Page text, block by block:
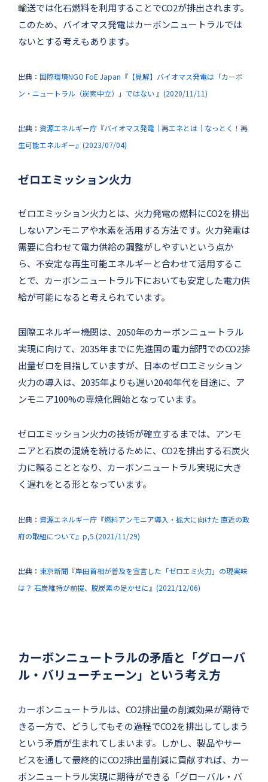
輸送では化石燃料を利用することでCO2が排出されます。
このため、バイオマス発電はカーボンニュートラルでは
ないとする考えもあります。
出典： 国際環境NGO FoE Japan『【見解】バイオマス発電は「カーボ
ン・ニュートラル（炭素中立）」ではない 』(2020/11/11)
出典： 資源エネルギー庁『バイオマス発電｜再エネとは｜なっとく！再
生可能エネルギー』(2023/07/04)
ゼロエミッション火力
ゼロエミッション火力とは、火力発電の燃料にCO2を排出
しないアンモニアや水素を活用する方法です。火力発電は
需要に合わせて電力供給の調整がしやすいという点か
ら、不安定な再生可能エネルギーと合わせて活用するこ
とで、カーボンニュートラル下においても安定した電力供
給が可能になると考えられています。
国際エネルギー機関は、2050年のカーボンニュートラル
実現に向けて、2035年までに先進国の電力部門でのCO2排
出量ゼロを目指していますが、日本のゼロエミッション
火力の導入は、2035年よりも遅い2040年代を目途に、ア
ンモニア100%の専焼化開始となっています。
ゼロエミッション火力の技術が確立するまでは、アンモ
ニアと石炭の混焼を続けるために、CO2を排出する石炭火
力に頼ることとなり、カーボンニュートラル実現に大き
く遅れをとる形となっています。
出典： 資源エネルギー庁『燃料アンモニア導入・拡大に向けた 直近の政
府の取組について』p,5.(2021/11/29)
出典： 東京新聞『岸田首相が普及を宣言した「ゼロエミ火力」の現実味
は？ 石炭維持が前提、脱炭素の足かせに』(2021/12/06)
カーボンニュートラルの矛盾と「グローバ
ル・バリューチェーン」という考え方
カーボンニュートラルは、CO2排出量の削減効果が期待で
きる一方で、どうしてもその過程でCO2を排出してしまう
という矛盾が生まれてしまいます。しかし、製品やサー
ビスを通して最終的にCO2排出量削減に貢献すれば、カー
ボンニュートラル実現に期待ができる「グローバル・バ